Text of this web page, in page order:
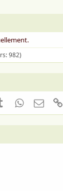
982)
TumblrWhatsApp
Email